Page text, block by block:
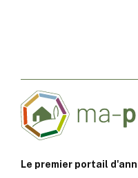
Le premier portail